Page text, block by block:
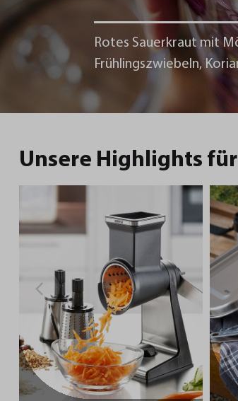
Rotes Sauerkraut mit
Frühlingszwiebeln,
Unsere Highlights